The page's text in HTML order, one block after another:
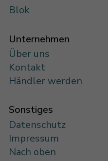
Blok
Unternehmen
Über uns
Kontakt
Händler werden
Sonstiges
Datenschutz
Impressum
Nach oben